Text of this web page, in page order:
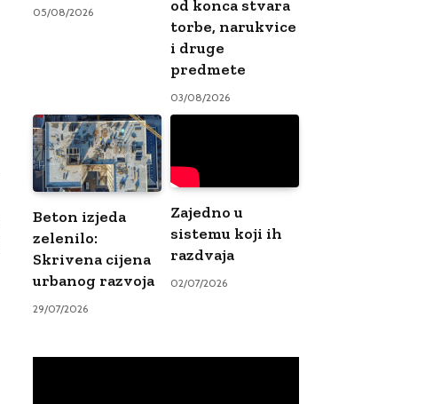
05/08/2026
od konca stvara
torbe, narukvice
i druge
predmete
03/08/2026
Beton izjeda
zelenilo:
Skrivena cijena
urbanog razvoja
29/07/2026
Zajedno u
sistemu koji ih
razdvaja
02/07/2026